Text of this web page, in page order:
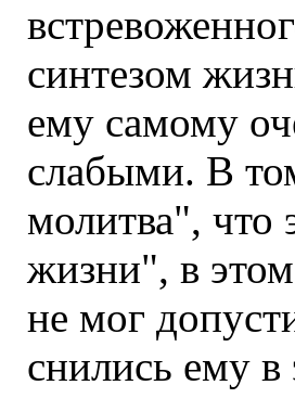
синтезом
ему самому
слабыми. В
молитва", что
жизни", в
не мог
снились ему